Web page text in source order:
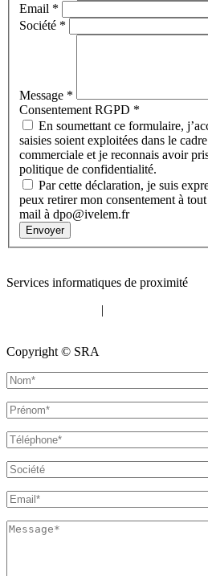
Email *
Société *
Message *
Consentement RGPD *
En soumettant ce formulaire,
saisies soient exploitées dans le
commerciale et je reconnais avoir
politique de confidentialité.
Par cette déclaration, je suis
peux retirer mon consentement à
mail à dpo@ivelem.fr
Envoyer
Services informatiques de proximité
|
Copyright © SRA